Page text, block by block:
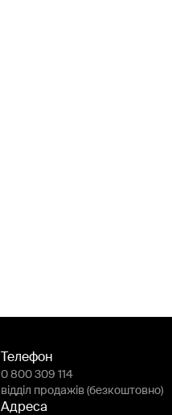
Телефон
0 800 309 114
відділ продажів (безкоштовно)
Адреса